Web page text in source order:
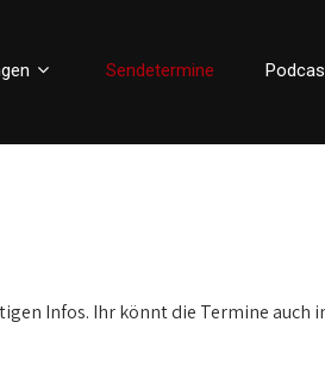
Sendetermine
Infos. Ihr könnt die Termine auch